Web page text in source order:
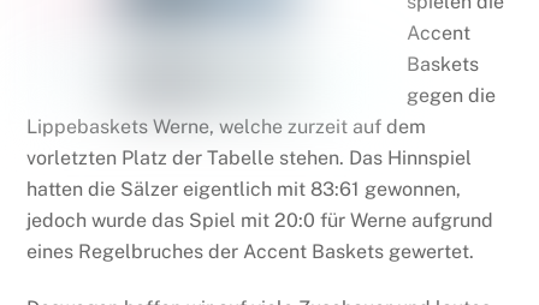
Accent
Baskets
gegen die
Lippebaskets Werne, welche zurzeit auf dem
vorletzten Platz der Tabelle stehen. Das Hinnspiel
hatten die Sälzer eigentlich mit 83:61 gewonnen,
jedoch wurde das Spiel mit 20:0 für Werne aufgrund
eines Regelbruches der Accent Baskets gewertet.